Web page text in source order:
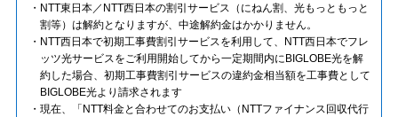
NTT東日本／NTT西日本の割引サービス（にねん割、光もっともっと
割等）は解約となりますが、中途解約金はかかりません。
NTT西日本で初期工事費割引サービスを利用して、NTT西日本でフレ
ッツ光サービスをご利用開始してから一定期間内にBIGLOBE光を解
約した場合、初期工事費割引サービスの違約金相当額を工事費として
BIGLOBE光より請求されます
現在、「NTT料金と合わせてのお支払い（NTTファイナンス回収代行